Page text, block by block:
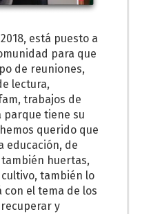
está puesto a
para que
de reuniones,
lectura,
trabajos de
tiene su
querido que
educación, de
huertas,
también lo
con el tema de los
y